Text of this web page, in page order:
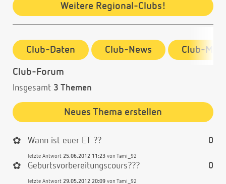
Weitere Regional-Clubs!
Club-Daten Club-News Club-
Club-Forum
Insgesamt 3 Themen
Neues Thema erstellen
0
✿ Wann ist euer ET ??
letzte Antwort 25.06.2012 11:23 von Tami_92
0
✿ Geburtsvorbereitungscours???
letzte Antwort 29.05.2012 20:09 von Tami_92